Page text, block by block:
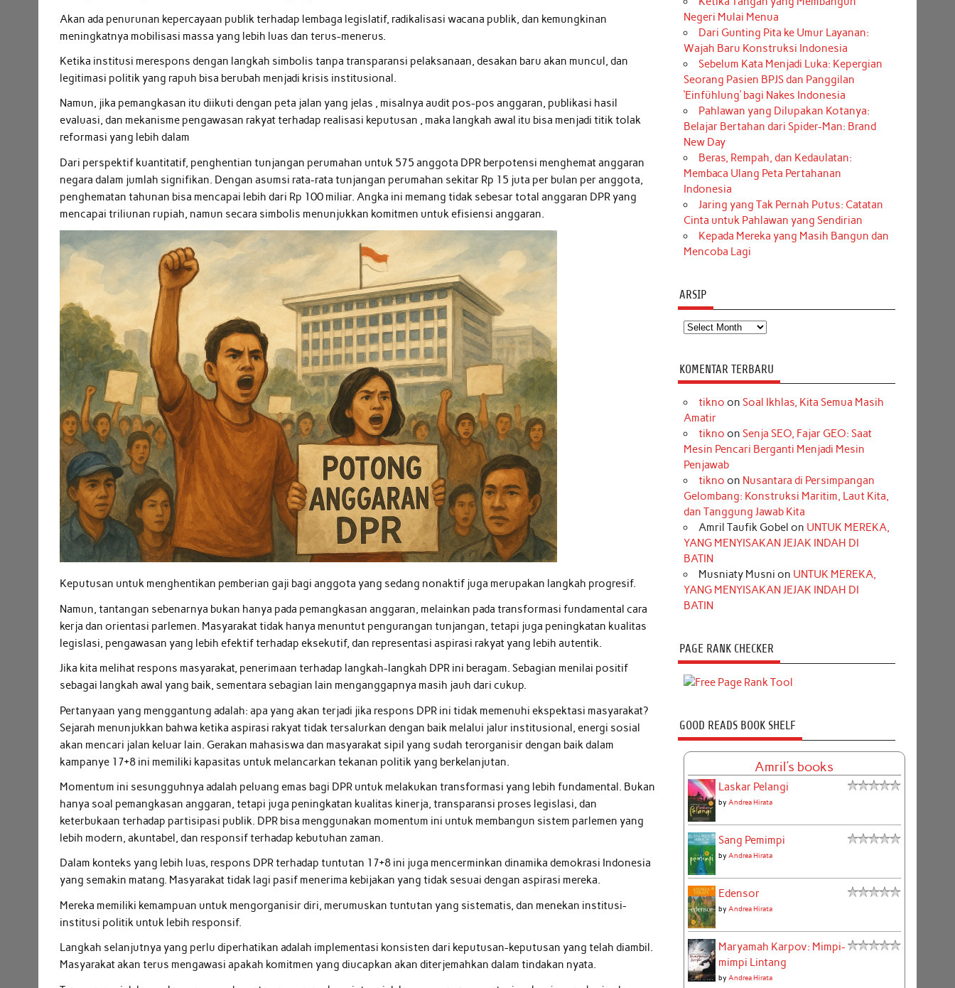
Akan ada penurunan kepercayaan publik terhadap lembaga legislatif, radikalisasi wacana publik, dan kemungkinan
meningkatnya mobilisasi massa yang lebih luas dan terus-menerus.
Ketika institusi merespons dengan langkah simbolis tanpa transparansi pelaksanaan, desakan baru akan muncul, dan
legitimasi politik yang rapuh bisa berubah menjadi krisis institusional.
Namun, jika pemangkasan itu diikuti dengan peta jalan yang jelas , misalnya audit pos-pos anggaran, publikasi hasil
evaluasi, dan mekanisme pengawasan rakyat terhadap realisasi keputusan , maka langkah awal itu bisa menjadi titik tolak
reformasi yang lebih dalam
Dari perspektif kuantitatif, penghentian tunjangan perumahan untuk 575 anggota DPR berpotensi menghemat anggaran
negara dalam jumlah signifikan. Dengan asumsi rata-rata tunjangan perumahan sekitar Rp 15 juta per bulan per anggota,
penghematan tahunan bisa mencapai lebih dari Rp 100 miliar. Angka ini memang tidak sebesar total anggaran DPR yang
mencapai triliunan rupiah, namun secara simbolis menunjukkan komitmen untuk efisiensi anggaran.
Keputusan untuk menghentikan pemberian gaji bagi anggota yang sedang nonaktif juga merupakan langkah progresif.
Namun, tantangan sebenarnya bukan hanya pada pemangkasan anggaran, melainkan pada transformasi fundamental cara
kerja dan orientasi parlemen. Masyarakat tidak hanya menuntut pengurangan tunjangan, tetapi juga peningkatan kualitas
legislasi, pengawasan yang lebih efektif terhadap eksekutif, dan representasi aspirasi rakyat yang lebih autentik.
Jika kita melihat respons masyarakat, penerimaan terhadap langkah-langkah DPR ini beragam. Sebagian menilai positif
sebagai langkah awal yang baik, sementara sebagian lain menganggapnya masih jauh dari cukup.
Pertanyaan yang menggantung adalah: apa yang akan terjadi jika respons DPR ini tidak memenuhi ekspektasi masyarakat?
Sejarah menunjukkan bahwa ketika aspirasi rakyat tidak tersalurkan dengan baik melalui jalur institusional, energi sosial
akan mencari jalan keluar lain. Gerakan mahasiswa dan masyarakat sipil yang sudah terorganisir dengan baik dalam
kampanye 17+8 ini memiliki kapasitas untuk melancarkan tekanan politik yang berkelanjutan.
Momentum ini sesungguhnya adalah peluang emas bagi DPR untuk melakukan transformasi yang lebih fundamental. Bukan
hanya soal pemangkasan anggaran, tetapi juga peningkatan kualitas kinerja, transparansi proses legislasi, dan
keterbukaan terhadap partisipasi publik. DPR bisa menggunakan momentum ini untuk membangun sistem parlemen yang
lebih modern, akuntabel, dan responsif terhadap kebutuhan zaman.
Dalam konteks yang lebih luas, respons DPR terhadap tuntutan 17+8 ini juga mencerminkan dinamika demokrasi Indonesia
yang semakin matang. Masyarakat tidak lagi pasif menerima kebijakan yang tidak sesuai dengan aspirasi mereka.
Mereka memiliki kemampuan untuk mengorganisir diri, merumuskan tuntutan yang sistematis, dan menekan institusi-
institusi politik untuk lebih responsif.
Langkah selanjutnya yang perlu diperhatikan adalah implementasi konsisten dari keputusan-keputusan yang telah diambil.
Masyarakat akan terus mengawasi apakah komitmen yang diucapkan akan diterjemahkan dalam tindakan nyata.
Negeri Mulai Menua
Dari Gunting Pita ke Umur Layanan:
Wajah Baru Konstruksi Indonesia
Sebelum Kata Menjadi Luka: Kepergian
Seorang Pasien BPJS dan Panggilan
‘Einfühlung’ bagi Nakes Indonesia
Pahlawan yang Dilupakan Kotanya:
Belajar Bertahan dari Spider-Man: Brand
New Day
Beras, Rempah, dan Kedaulatan:
Membaca Ulang Peta Pertahanan
Indonesia
Jaring yang Tak Pernah Putus: Catatan
Cinta untuk Pahlawan yang Sendirian
Kepada Mereka yang Masih Bangun dan
Mencoba Lagi
ARSIP
Arsip
KOMENTAR TERBARU
tikno on Soal Ikhlas, Kita Semua Masih
Amatir
tikno on Senja SEO, Fajar GEO: Saat
Mesin Pencari Berganti Menjadi Mesin
Penjawab
tikno on Nusantara di Persimpangan
Gelombang: Konstruksi Maritim, Laut Kita,
dan Tanggung Jawab Kita
Amril Taufik Gobel on UNTUK MEREKA,
YANG MENYISAKAN JEJAK INDAH DI
BATIN
Musniaty Musni on UNTUK MEREKA,
YANG MENYISAKAN JEJAK INDAH DI
BATIN
PAGE RANK CHECKER
GOOD READS BOOK SHELF
Amril's books
Laskar Pelangi
by Andrea Hirata
Sang Pemimpi
by Andrea Hirata
Edensor
by Andrea Hirata
Maryamah Karpov: Mimpi-
mimpi Lintang
by Andrea Hirata